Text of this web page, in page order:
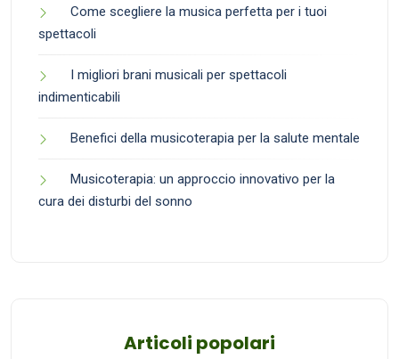
Come scegliere la musica perfetta per i tuoi
spettacoli
I migliori brani musicali per spettacoli
indimenticabili
Benefici della musicoterapia per la salute mentale
Musicoterapia: un approccio innovativo per la
cura dei disturbi del sonno
Articoli popolari